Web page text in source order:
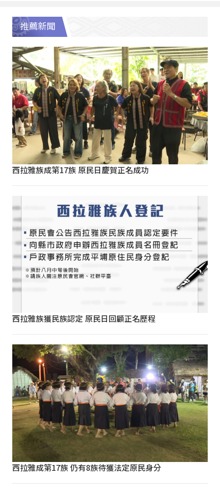
推薦新聞
西拉雅族成第17族 原民日慶賀正名成功
西拉雅族獲民族認定 原民日回顧正名歷程
西拉雅成第17族 仍有8族待獲法定原民身分